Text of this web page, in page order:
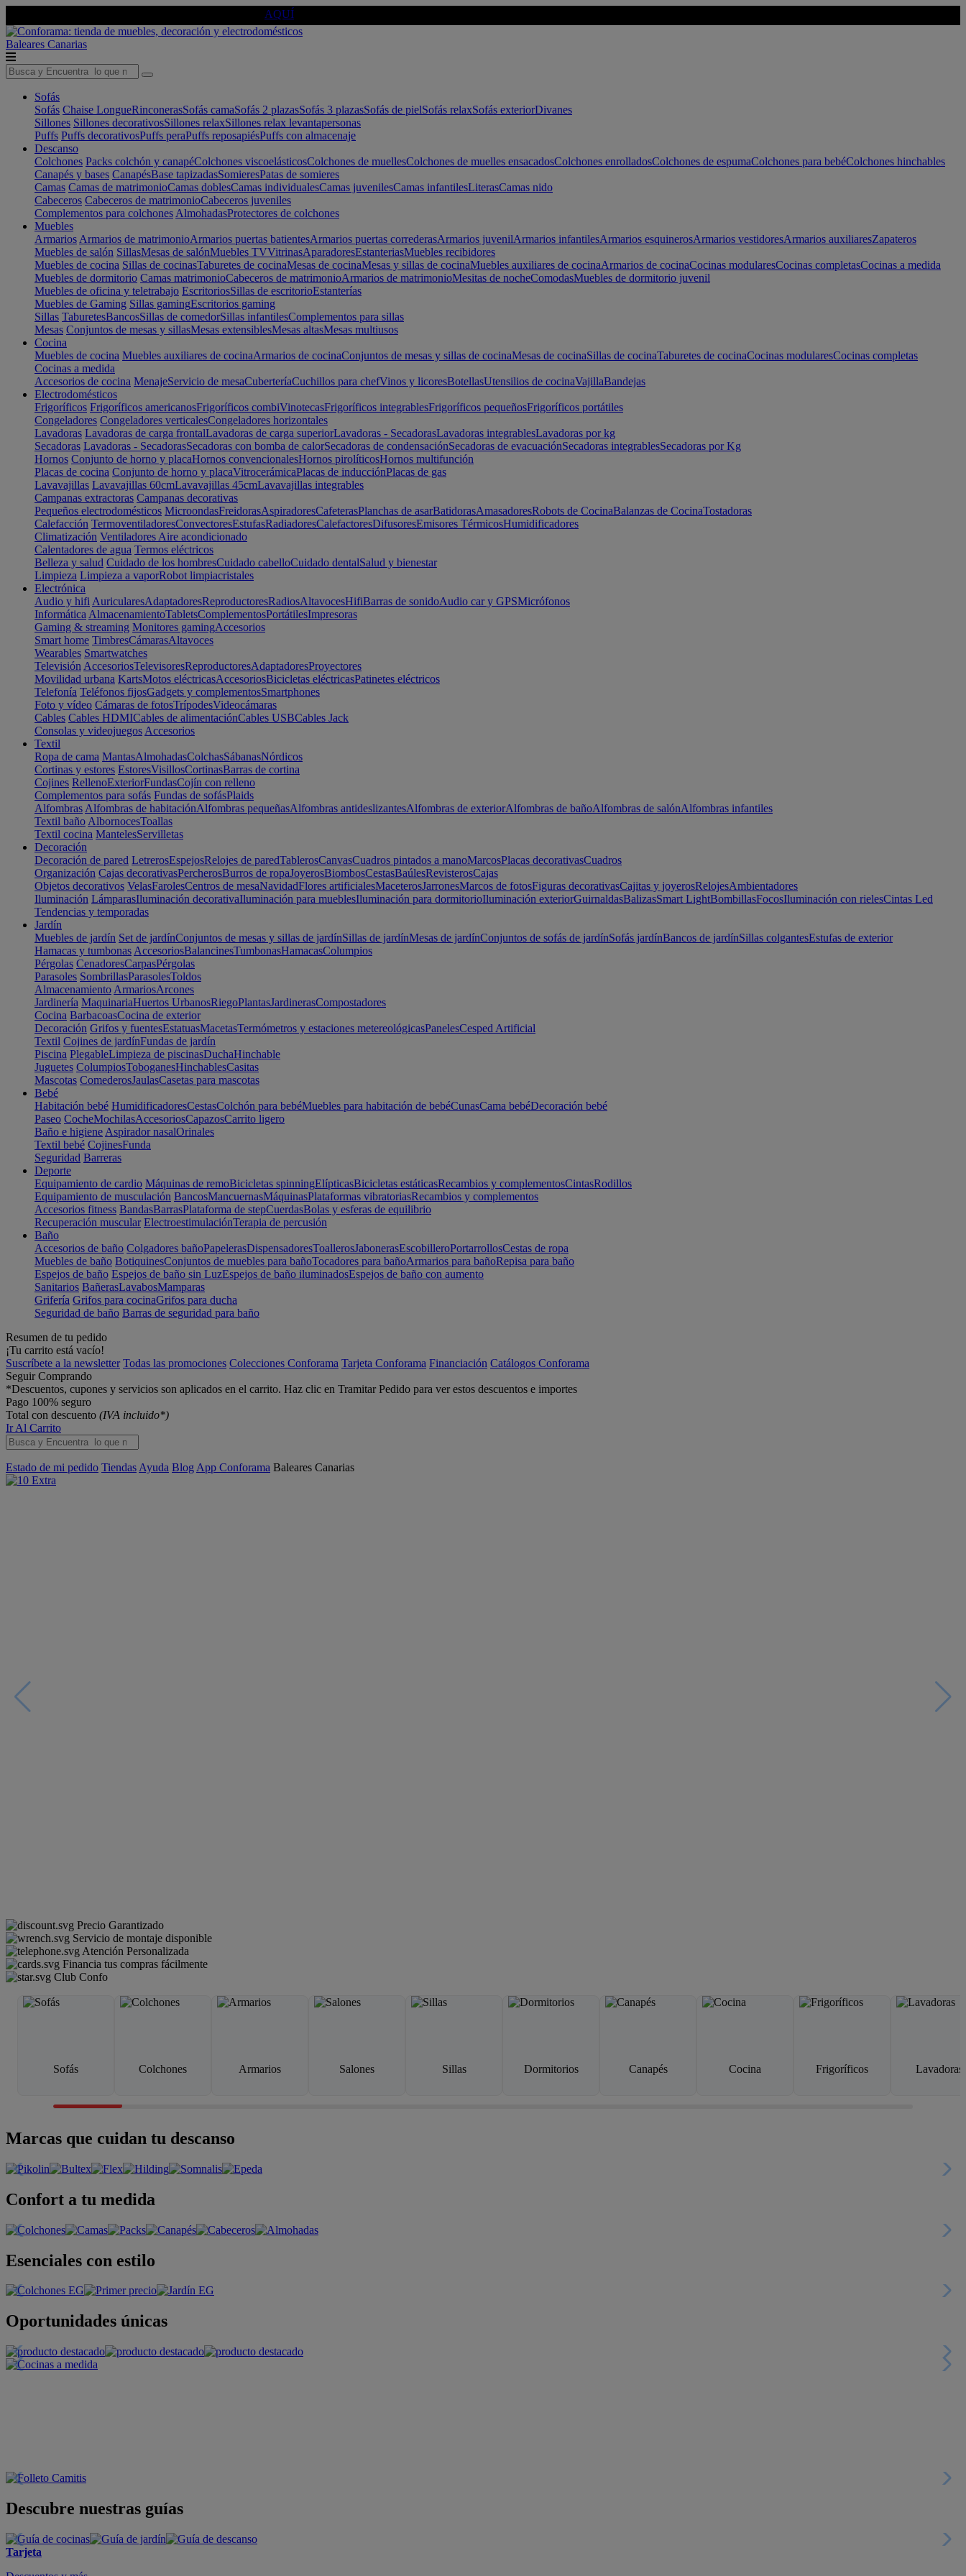
AQUÍ
Baleares Canarias
Sofás
Sofás Chaise LongueRinconerasSofás camaSofás 2 plazasSofás 3 plazasSofás de pielSofás relaxSofás exteriorDivanes
Sillones Sillones decorativosSillones relaxSillones relax levantapersonas
Puffs Puffs decorativosPuffs peraPuffs reposapiésPuffs con almacenaje
Descanso
Colchones Packs colchón y canapéColchones viscoelásticosColchones de muellesColchones de muelles ensacadosColchones enrolladosColchones de espumaColchones para bebéColchones hinchables
Canapés y bases CanapésBase tapizadasSomieresPatas de somieres
Camas Camas de matrimonioCamas doblesCamas individualesCamas juvenilesCamas infantilesLiterasCamas nido
Cabeceros Cabeceros de matrimonioCabeceros juveniles
Complementos para colchones AlmohadasProtectores de colchones
Muebles
Armarios Armarios de matrimonioArmarios puertas batientesArmarios puertas correderasArmarios juvenilArmarios infantilesArmarios esquinerosArmarios vestidoresArmarios auxiliaresZapateros
Muebles de salón SillasMesas de salónMuebles TVVitrinasAparadoresEstanteriasMuebles recibidores
Muebles de cocina Sillas de cocinasTaburetes de cocinaMesas de cocinaMesas y sillas de cocinaMuebles auxiliares de cocinaArmarios de cocinaCocinas modularesCocinas completasCocinas a medida
Muebles de dormitorio Camas matrimonioCabeceros de matrimonioArmarios de matrimonioMesitas de nocheComodasMuebles de dormitorio juvenil
Muebles de oficina y teletrabajo EscritoriosSillas de escritorioEstanterías
Muebles de Gaming Sillas gamingEscritorios gaming
Sillas TaburetesBancosSillas de comedorSillas infantilesComplementos para sillas
Mesas Conjuntos de mesas y sillasMesas extensiblesMesas altasMesas multiusos
Cocina
Muebles de cocina Muebles auxiliares de cocinaArmarios de cocinaConjuntos de mesas y sillas de cocinaMesas de cocinaSillas de cocinaTaburetes de cocinaCocinas modularesCocinas completas
Cocinas a medida
Accesorios de cocina MenajeServicio de mesaCuberteríaCuchillos para chefVinos y licoresBotellasUtensilios de cocinaVajillaBandejas
Electrodomésticos
Frigoríficos Frigoríficos americanosFrigoríficos combiVinotecasFrigoríficos integrablesFrigoríficos pequeñosFrigoríficos portátiles
Congeladores Congeladores verticalesCongeladores horizontales
Lavadoras Lavadoras de carga frontalLavadoras de carga superiorLavadoras - SecadorasLavadoras integrablesLavadoras por kg
Secadoras Lavadoras - SecadorasSecadoras con bomba de calorSecadoras de condensaciónSecadoras de evacuaciónSecadoras integrablesSecadoras por Kg
Hornos Conjunto de horno y placaHornos convencionalesHornos pirolíticosHornos multifunción
Placas de cocina Conjunto de horno y placaVitrocerámicaPlacas de inducciónPlacas de gas
Lavavajillas Lavavajillas 60cmLavavajillas 45cmLavavajillas integrables
Campanas extractoras Campanas decorativas
Pequeños electrodomésticos MicroondasFreidorasAspiradoresCafeterasPlanchas de asarBatidorasAmasadoresRobots de CocinaBalanzas de CocinaTostadoras
Calefacción TermoventiladoresConvectoresEstufasRadiadoresCalefactoresDifusoresEmisores TérmicosHumidificadores
Climatización Ventiladores Aire acondicionado
Calentadores de agua Termos eléctricos
Belleza y salud Cuidado de los hombresCuidado cabelloCuidado dentalSalud y bienestar
Limpieza Limpieza a vaporRobot limpiacristales
Electrónica
Audio y hifi AuricularesAdaptadoresReproductoresRadiosAltavocesHifiBarras de sonidoAudio car y GPSMicrófonos
Informática AlmacenamientoTabletsComplementosPortátilesImpresoras
Gaming & streaming Monitores gamingAccesorios
Smart home TimbresCámarasAltavoces
Wearables Smartwatches
Televisión AccesoriosTelevisoresReproductoresAdaptadoresProyectores
Movilidad urbana KartsMotos eléctricasAccesoriosBicicletas eléctricasPatinetes eléctricos
Telefonía Teléfonos fijosGadgets y complementosSmartphones
Foto y vídeo Cámaras de fotosTrípodesVideocámaras
Cables Cables HDMICables de alimentaciónCables USBCables Jack
Consolas y videojuegos Accesorios
Textil
Ropa de cama MantasAlmohadasColchasSábanasNórdicos
Cortinas y estores EstoresVisillosCortinasBarras de cortina
Cojines RellenoExteriorFundasCojín con relleno
Complementos para sofás Fundas de sofásPlaids
Alfombras Alfombras de habitaciónAlfombras pequeñasAlfombras antideslizantesAlfombras de exteriorAlfombras de bañoAlfombras de salónAlfombras infantiles
Textil baño AlbornocesToallas
Textil cocina MantelesServilletas
Decoración
Decoración de pared LetrerosEspejosRelojes de paredTablerosCanvasCuadros pintados a manoMarcosPlacas decorativasCuadros
Organización Cajas decorativasPercherosBurros de ropaJoyerosBiombosCestasBaúlesRevisterosCajas
Objetos decorativos VelasFarolesCentros de mesaNavidadFlores artificialesMaceterosJarronesMarcos de fotosFiguras decorativasCajitas y joyerosRelojesAmbientadores
Iluminación LámparasIluminación decorativaIluminación para mueblesIluminación para dormitorioIluminación exteriorGuirnaldasBalizasSmart LightBombillasFocosIluminación con rielesCintas Led
Tendencias y temporadas
Jardín
Muebles de jardín Set de jardínConjuntos de mesas y sillas de jardínSillas de jardínMesas de jardínConjuntos de sofás de jardínSofás jardínBancos de jardínSillas colgantesEstufas de exterior
Hamacas y tumbonas AccesoriosBalancinesTumbonasHamacasColumpios
Pérgolas CenadoresCarpasPérgolas
Parasoles SombrillasParasolesToldos
Almacenamiento ArmariosArcones
Jardinería MaquinariaHuertos UrbanosRiegoPlantasJardinerasCompostadores
Cocina BarbacoasCocina de exterior
Decoración Grifos y fuentesEstatuasMacetasTermómetros y estaciones metereológicasPanelesCesped Artificial
Textil Cojines de jardínFundas de jardín
Piscina PlegableLimpieza de piscinasDuchaHinchable
Juguetes ColumpiosToboganesHinchablesCasitas
Mascotas ComederosJaulasCasetas para mascotas
Bebé
Habitación bebé HumidificadoresCestasColchón para bebéMuebles para habitación de bebéCunasCama bebéDecoración bebé
Paseo CocheMochilasAccesoriosCapazosCarrito ligero
Baño e higiene Aspirador nasalOrinales
Textil bebé CojinesFunda
Seguridad Barreras
Deporte
Equipamiento de cardio Máquinas de remoBicicletas spinningElípticasBicicletas estáticasRecambios y complementosCintasRodillos
Equipamiento de musculación BancosMancuernasMáquinasPlataformas vibratoriasRecambios y complementos
Accesorios fitness BandasBarrasPlataforma de stepCuerdasBolas y esferas de equilibrio
Recuperación muscular ElectroestimulaciónTerapia de percusión
Baño
Accesorios de baño Colgadores bañoPapelerasDispensadoresToallerosJabonerasEscobilleroPortarrollosCestas de ropa
Muebles de baño BotiquinesConjuntos de muebles para bañoTocadores para bañoArmarios para bañoRepisa para baño
Espejos de baño Espejos de baño sin LuzEspejos de baño iluminadosEspejos de baño con aumento
Sanitarios BañerasLavabosMamparas
Grifería Grifos para cocinaGrifos para ducha
Seguridad de baño Barras de seguridad para baño
Resumen de tu pedido
¡Tu carrito está vacío!
Suscríbete a la newsletter Todas las promociones Colecciones Conforama Tarjeta Conforama Financiación Catálogos Conforama
Seguir Comprando
*Descuentos, cupones y servicios son aplicados en el carrito. Haz clic en Tramitar Pedido para ver estos descuentos e importes
Pago 100% seguro
Total con descuento (IVA incluido*)
Ir Al Carrito
Estado de mi pedido Tiendas Ayuda Blog App Conforama Baleares Canarias
Precio Garantizado
Servicio de montaje disponible
Atención Personalizada
Financia tus compras fácilmente
Club Confo
Sofás Colchones Armarios Salones Sillas Dormitorios Canapés Cocina Frigoríficos Lavadoras
Marcas que cuidan tu descanso
Confort a tu medida
Esenciales con estilo
Oportunidades únicas
Descubre nuestras guías
Tarjeta